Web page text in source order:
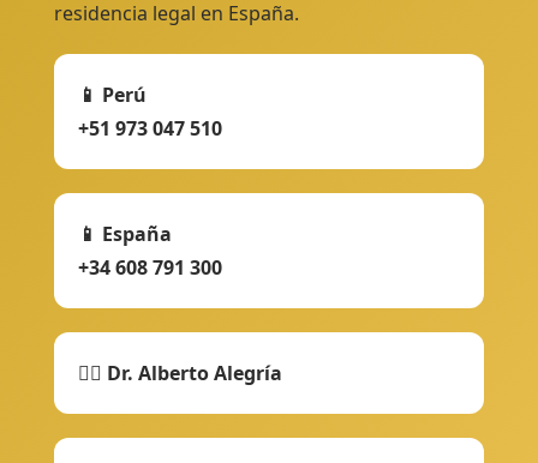
residencia legal en España.
📱 Perú
+51 973 047 510
📱 España
+34 608 791 300
👨‍⚖️ Dr. Alberto Alegría